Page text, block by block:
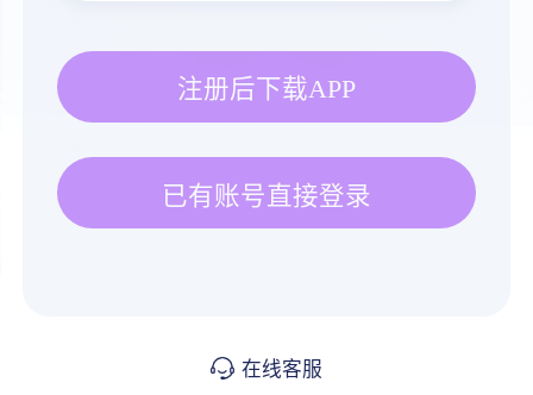
注册后下载APP
已有账号直接登录
在线客服